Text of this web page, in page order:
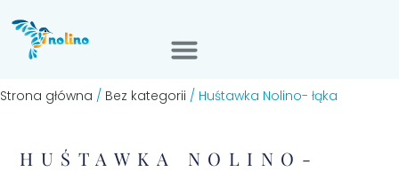
Strona główna / Bez kategorii / Huśtawka Nolino- łąka
HUŚTAWKA NOLINO-